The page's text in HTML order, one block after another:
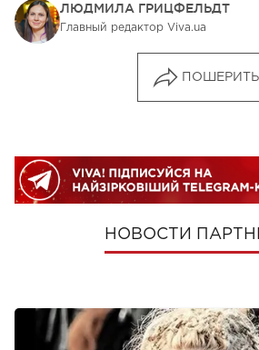
ЛЮДМИЛА ГРИЦФЕЛЬДТ
Главный редактор Viva.ua
ПОШЕРИТЬ
НОВОСТИ